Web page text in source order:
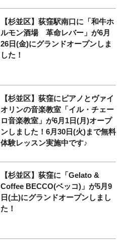
【杉並区】荻窪駅南口に「和牛ホ
ルモン酒場 革命レバー」が6月
26日(金)にグランドオープンしま
した！
【杉並区】荻窪にピアノとヴァイ
オリンの音楽教室「イル・チェー
ロ音楽教室」が6月1日(月)オープ
ンしました！6月30日(火)まで無料
体験レッスン実施中です♪
【杉並区】荻窪に「Gelato &
Coffee BECCO(ベッコ)」が5月9
日(土)にグランドオープンしまし
た！